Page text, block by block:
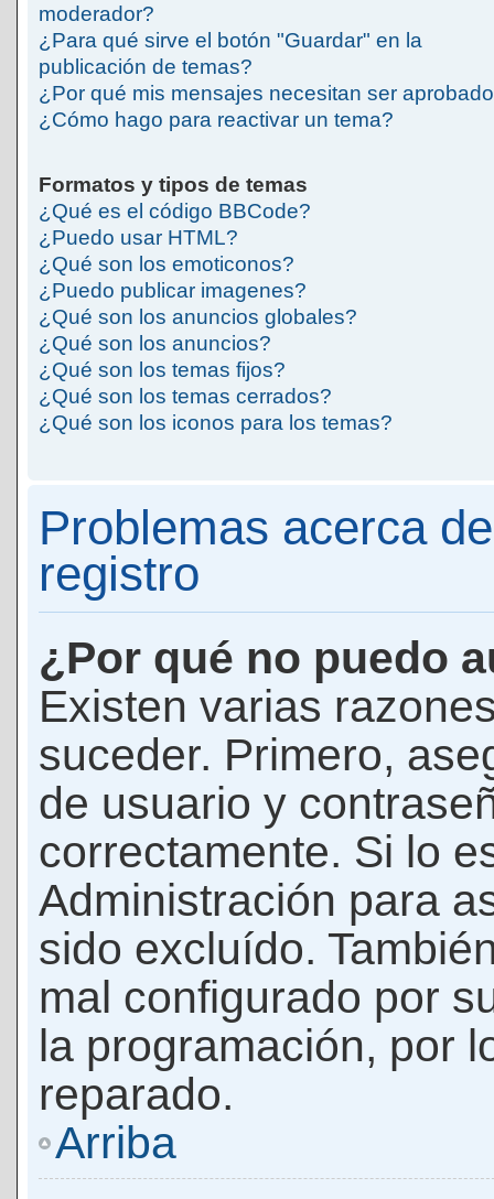
moderador?
¿Para qué sirve el botón "Guardar" en la
publicación de temas?
¿Por qué mis mensajes necesitan ser
¿Cómo hago para reactivar un tema?
Formatos y tipos de temas
¿Qué es el código BBCode?
¿Puedo usar HTML?
¿Qué son los emoticonos?
¿Puedo publicar imagenes?
¿Qué son los anuncios globales?
¿Qué son los anuncios?
¿Qué son los temas fijos?
¿Qué son los temas cerrados?
¿Qué son los iconos para los temas?
Problemas acerca
registro
¿Por qué no puedo
Existen varias
suceder. Primero,
de usuario y
correctamente. Si lo
Administración para
sido excluído.
mal configurado por
la programación, por
reparado.
Arriba